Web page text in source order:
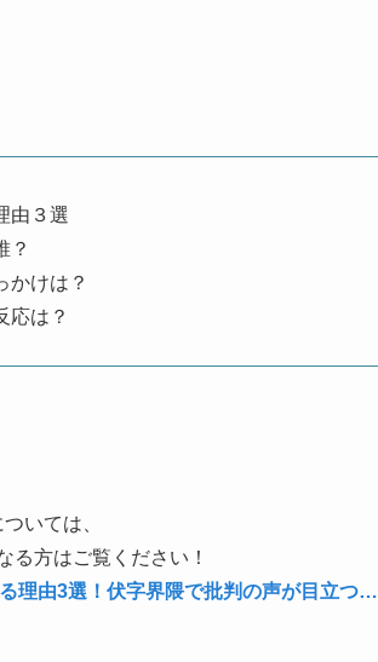
由３選
？
かけは？
応は？
ついては、
る方はご覧ください！
理由3選！伏字界隈で批判の声が目立つ…